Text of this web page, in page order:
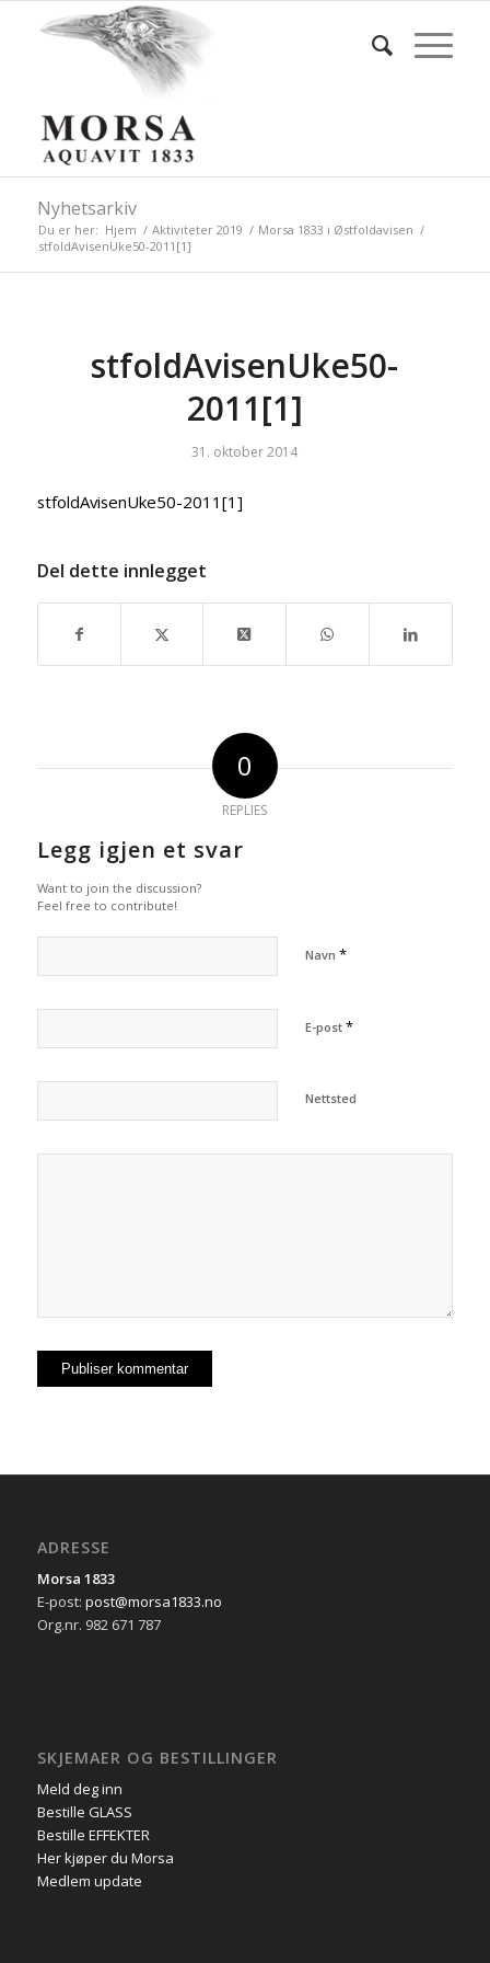
Nyhetsarkiv
Du er her: Hjem / Aktiviteter 2019 / Morsa 1833 i Østfoldavisen /
stfoldAvisenUke50-2011[1]
stfoldAvisenUke50-
2011[1]
31. oktober 2014
stfoldAvisenUke50-2011[1]
Del dette innlegget
0
REPLIES
Legg igjen et svar
Want to join the discussion?
Feel free to contribute!
Navn *
E-post *
Nettsted
ADRESSE
Morsa 1833
E-post: post@morsa1833.no
Org.nr. 982 671 787
SKJEMAER OG BESTILLINGER
Meld deg inn
Bestille GLASS
Bestille EFFEKTER
Her kjøper du Morsa
Medlem update